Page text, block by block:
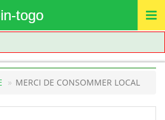
togo
MERCI DE CONSOMMER LOCAL